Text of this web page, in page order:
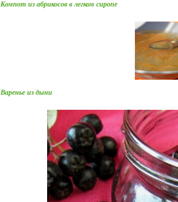
Компот из абрикосов в легком сиропе
Варенье из дыни